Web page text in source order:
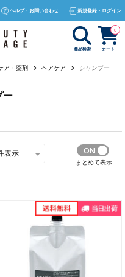
ヘルプ・お問い合わせ 新規登録・ログイン
商品検索 カート
0
ア・薬剤 ヘアケア シャンプー
ー
表示
まとめて表示